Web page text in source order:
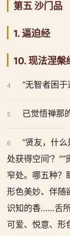
第五 沙门品
1. 逼迫经
10. 现法涅槃
4 “无智者困
5 已觉悟禅那
6
“贤友，什么
处获得空间’？
窄处。哪五种
形色美妙、伴
识知的香……舌
可爱、悦意、形